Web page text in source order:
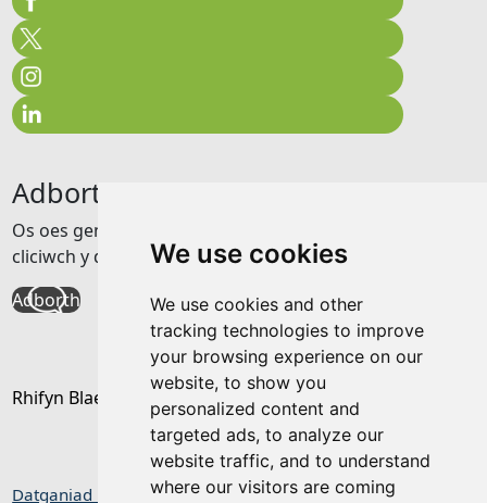
We use cookies
We use cookies and other
tracking technologies to improve
your browsing experience on our
website, to show you
personalized content and
targeted ads, to analyze our
website traffic, and to understand
where our visitors are coming
Adborth
Os oes gennych unrhyw adborth am y wefan hon
cliciwch y ddolen isod
Adborth
Rhifyn Blaenorol
Datganiad hygyrchedd